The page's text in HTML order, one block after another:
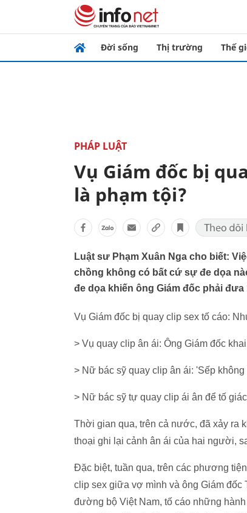
Đời sống Thị trường Thế
PHÁP LUẬT
Vụ Giám đốc bị
là phạm tội?
Luật sư Phạm Xuân Nga cho biết:
chồng không có bất cứ sự đe dọa
đe dọa khiến ông Giám đốc phải
Vụ Giám đốc bị quay clip sex tố cáo:
> Vụ quay clip ân ái: Ông Giám đốc
> Nữ bác sỹ quay clip ân ái: 'Sếp không
> Nữ bác sỹ tự quay clip ái ân để tố
Thời gian qua, trên cả nước, đã xảy ra
thoại ghi lại cảnh ân ái của hai người,
Đặc biệt, tuần qua, trên các phương
clip sex giữa vợ mình và ông Giám đốc
đường bộ Việt Nam, tố cáo những